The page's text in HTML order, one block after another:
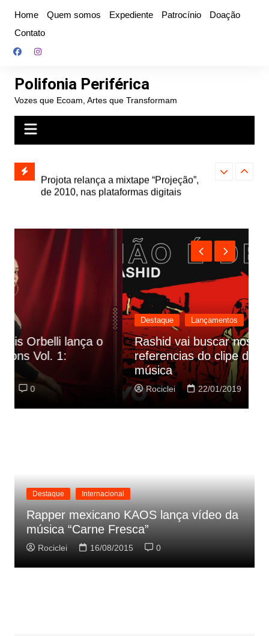
conteúdo
Home Quem somos Expediente Patrocínio
Doação
Contato
Polifonia Periférica
Vozes que Ecoam, Artes que Transformam
e abre
autoral,
de 2010, nas plataformas digitais
Farofa
Destaque Lançamentos
Rashid vai buscar nos HQs as
referencias do clipe de sua nova
música
Rociclei 22/01/2019 0
Destaque Internacional
Rapper mexicano KAOS lança vídeo da
música “Carne Fresca”
Rociclei 16/08/2015 0